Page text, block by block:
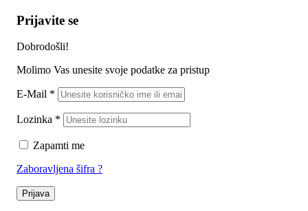
Prijavite se
Dobrodošli!
Molimo Vas unesite svoje podatke za pristup
E-Mail *
Lozinka *
Zapamti me
Zaboravljena šifra ?
Prijava